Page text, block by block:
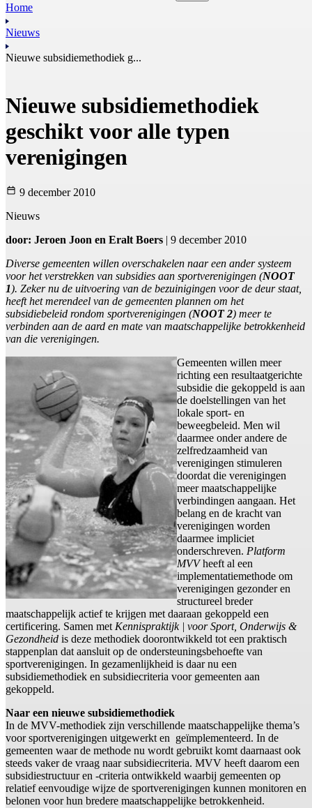
Home
Nieuws
Nieuwe subsidiemethodiek g...
Nieuwe subsidiemethodiek
geschikt voor alle typen
verenigingen
9 december 2010
Nieuws
door: Jeroen Joon en Eralt Boers | 9 december 2010
Diverse gemeenten willen overschakelen naar een ander systeem
voor het verstrekken van subsidies aan sportverenigingen (NOOT
1). Zeker nu de uitvoering van de bezuinigingen voor de deur staat,
heeft het merendeel van de gemeenten plannen om het
subsidiebeleid rondom sportverenigingen (NOOT 2) meer te
verbinden aan de aard en mate van maatschappelijke betrokkenheid
van die verenigingen.
Gemeenten willen meer
richting een resultaatgerichte
subsidie die gekoppeld is aan
de doelstellingen van het
lokale sport- en
beweegbeleid. Men wil
daarmee onder andere de
zelfredzaamheid van
verenigingen stimuleren
doordat die verenigingen
meer maatschappelijke
verbindingen aangaan. Het
belang en de kracht van
verenigingen worden
daarmee impliciet
onderschreven. Platform
MVVheeft al een
implementatiemethode om
verenigingen gezonder en
structureel breder
maatschappelijk actief te krijgen met daaraan gekoppeld een
certificering. Samen metKennispraktijk | voor Sport, Onderwijs &
Gezondheid is deze methodiek doorontwikkeld tot een praktisch
stappenplan dat aansluit op de ondersteuningsbehoefte van
sportverenigingen. In gezamenlijkheid is daar nu een
subsidiemethodiek en subsidiecriteria voor gemeenten aan
gekoppeld.
Naar een nieuwe subsidiemethodiek
In de MVV-methodiek zijn verschillende maatschappelijke thema’s
voor sportverenigingen uitgewerkt en geïmplementeerd. In de
gemeenten waar de methode nu wordt gebruikt komt daarnaast ook
steeds vaker de vraag naar subsidiecriteria. MVV heeft daarom een
subsidiestructuur en -criteria ontwikkeld waarbij gemeenten op
relatief eenvoudige wijze de sportverenigingen kunnen monitoren en
belonen voor hun bredere maatschappelijke betrokkenheid.